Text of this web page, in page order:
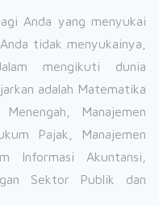
Anda yang menyukai
tidak menyukainya,
mengikuti dunia
adalah Matematika
Manajemen
Pajak, Manajemen
Informasi Akuntansi,
Sektor Publik dan